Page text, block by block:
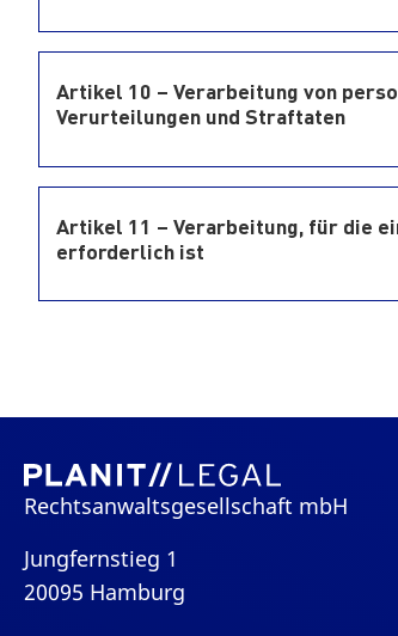
Artikel 10 – Verarbeitung von
Verurteilungen und Straftaten
Artikel 11 – Verarbeitung, für die
erforderlich ist
Rechtsanwaltsgesellschaft mbH
Jungfernstieg 1
20095 Hamburg